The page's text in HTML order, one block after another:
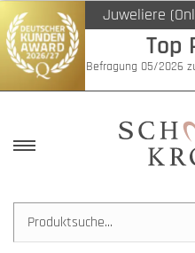
Juweliere
Top
Befragung 05/2026